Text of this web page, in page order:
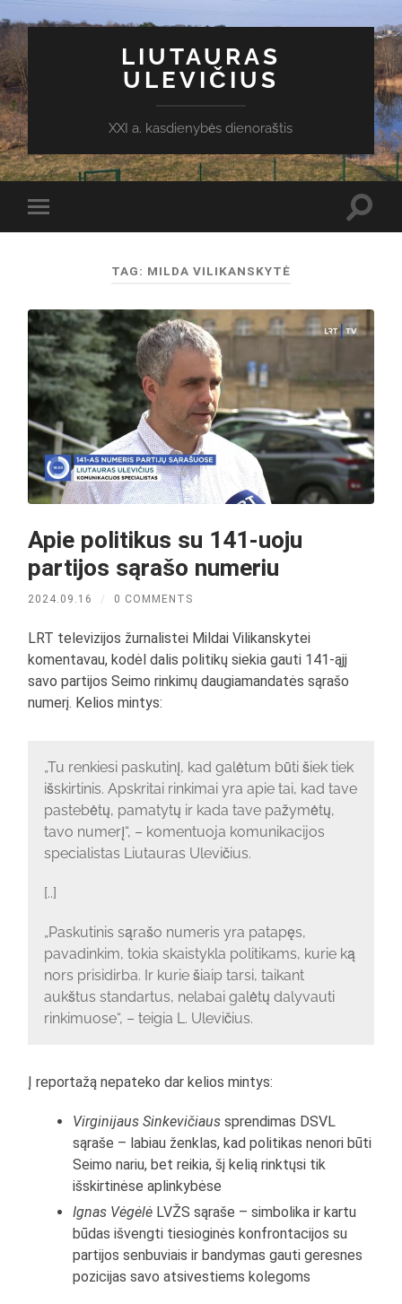
LIUTAURAS
ULEVIČIUS
XXI a. kasdienybės dienoraštis
Toggle
mobile
TAG: MILDA VILIKANSKYTĖ
Apie politikus su 141-uoju
partijos sąrašo numeriu
2024.09.16 / 0 COMMENTS
LRT televizijos žurnalistei Mildai Vilikanskytei
komentavau, kodėl dalis politikų siekia gauti 141-ąjį
savo partijos Seimo rinkimų daugiamandatės sąrašo
numerį. Kelios mintys:
„Tu renkiesi paskutinį, kad galėtum būti šiek tiek
išskirtinis. Apskritai rinkimai yra apie tai, kad tave
pastebėtų, pamatytų ir kada tave pažymėtų,
tavo numerį“, – komentuoja komunikacijos
specialistas Liutauras Ulevičius.
[..]
„Paskutinis sąrašo numeris yra patapęs,
pavadinkim, tokia skaistykla politikams, kurie ką
nors prisidirba. Ir kurie šiaip tarsi, taikant
aukštus standartus, nelabai galėtų dalyvauti
rinkimuose“, – teigia L. Ulevičius.
Į reportažą nepateko dar kelios mintys:
Virginijaus Sinkevičiaus sprendimas DSVL
sąraše – labiau ženklas, kad politikas nenori būti
Seimo nariu, bet reikia, šį kelią rinktųsi tik
išskirtinėse aplinkybėse
Ignas Vėgėlė LVŽS sąraše – simbolika ir kartu
būdas išvengti tiesioginės konfrontacijos su
partijos senbuviais ir bandymas gauti geresnes
pozicijas savo atsivestiems kolegoms